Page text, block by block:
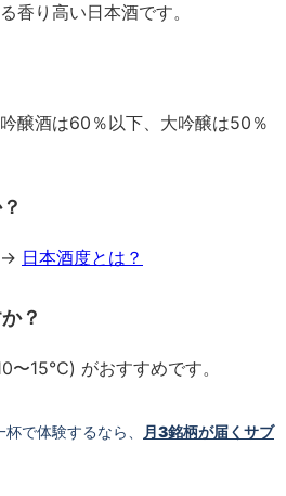
香り高い日本酒です。
醸酒は60％以下、大吟醸は50％
→ 日本酒度とは？
？
〜15℃) がおすすめです。
で体験するなら、
月3銘柄が届くサブ